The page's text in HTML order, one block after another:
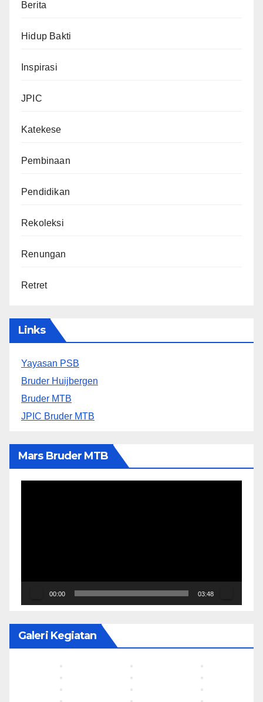
Berita
Hidup Bakti
Inspirasi
JPIC
Katekese
Pembinaan
Pendidikan
Rekoleksi
Renungan
Retret
Links
Yayasan PSB
Bruder Huijbergen
Bruder MTB
JPIC Bruder MTB
Mars Bruder MTB
00:00 03:48
Galeri Kegiatan